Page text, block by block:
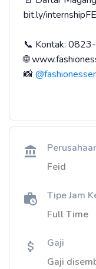
bit.ly/internshipFE
📞 Kontak:
🌐
📸
Feid
Tipe Jam
Full Time
Gaji
Gaji